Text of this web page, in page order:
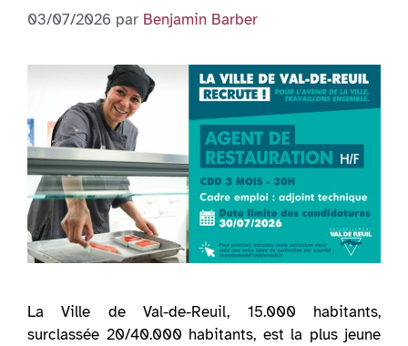
03/07/2026 par Benjamin Barber
La Ville de Val-de-Reuil, 15.000 habitants,
surclassée 20/40.000 habitants, est la plus jeune